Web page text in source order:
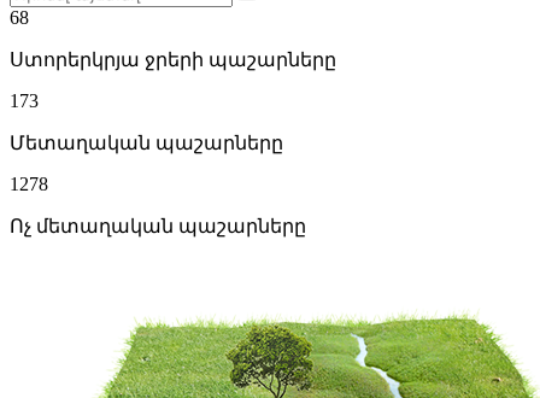
68
Ստորերկրյա ջրերի պաշարները
173
Մետաղական պաշարները
1278
Ոչ մետաղական պաշարները